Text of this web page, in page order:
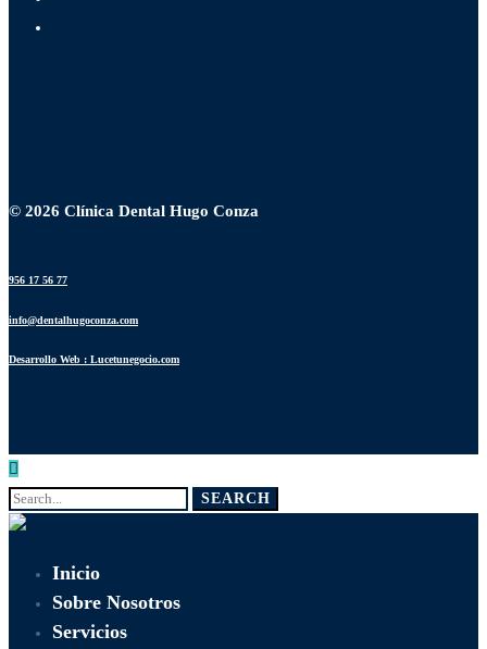
© 2026 Clínica Dental Hugo Conza
956 17 56 77
info@dentalhugoconza.com
Desarrollo Web : Lucetunegocio.com
Search
for:
SEARCH
Inicio
Sobre Nosotros
Servicios